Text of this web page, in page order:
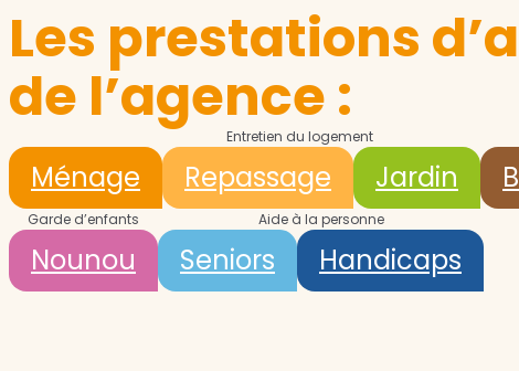
Les prestations
de l’agence :
Entretien du logement
Ménage Repassage Jardin
Garde d’enfants
Nounou
Aide à la personne
Seniors Handicaps